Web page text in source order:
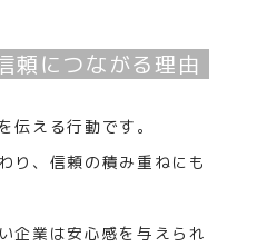
頼につながる理由
伝える行動です。
り、信頼の積み重ねにも
企業は安心感を与えられ